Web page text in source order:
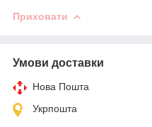
Приховати
Умови доставки
Нова Пошта
Укрпошта